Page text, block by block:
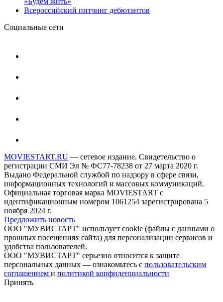
Всероссийский питчинг дебютантов
Социальные сети
MOVIESTART.RU — сетевое издание. Свидетельство о
регистрации СМИ Эл № ФС77-78238 от 27 марта 2020 г.
Выдано Федеральной службой по надзору в сфере связи,
информационных технологий и массовых коммуникаций.
Официальная торговая марка MOVIESTART с
идентификационным номером 1061254 зарегистрирована 5
ноября 2024 г.
Предложить новость
ООО "МУВИСТАРТ" использует cookie (файлы с данными о
прошлых посещениях сайта) для персонализации сервисов и
удобства пользователей.
ООО "МУВИСТАРТ" серьезно относится к защите
персональных данных — ознакомьтесь с пользовательским
соглашением и политикой конфиденциальности
Принять